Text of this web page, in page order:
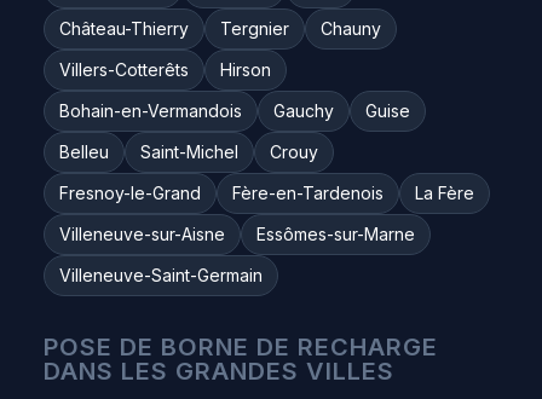
Château-Thierry
Tergnier
Chauny
Villers-Cotterêts
Hirson
Bohain-en-Vermandois
Gauchy
Guise
Belleu
Saint-Michel
Crouy
Fresnoy-le-Grand
Fère-en-Tardenois
La Fère
Villeneuve-sur-Aisne
Essômes-sur-Marne
Villeneuve-Saint-Germain
POSE DE BORNE DE RECHARGE
DANS LES GRANDES VILLES